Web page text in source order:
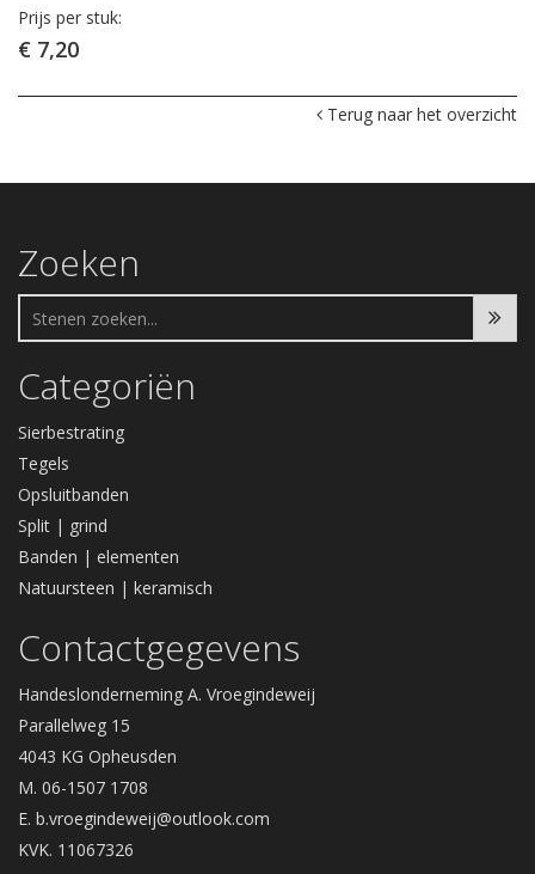
Prijs per stuk:
€ 7,20
Terug naar het overzicht
Zoeken
Categoriën
Sierbestrating
Tegels
Opsluitbanden
Split | grind
Banden | elementen
Natuursteen | keramisch
Contactgegevens
Handeslonderneming A. Vroegindeweij
Parallelweg 15
4043 KG Opheusden
M. 06-1507 1708
E. b.vroegindeweij@outlook.com
KVK. 11067326